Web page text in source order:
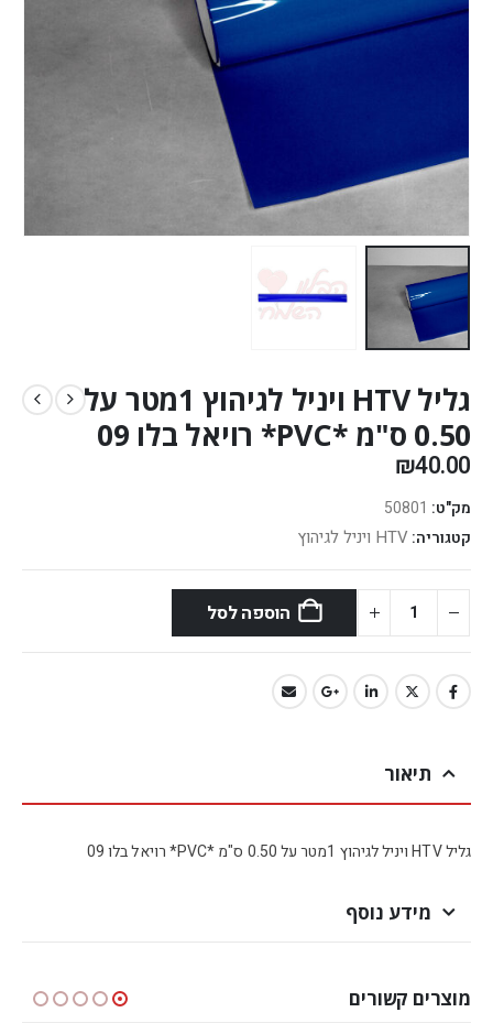
גליל HTV ויניל לגיהוץ 1מטר על
0.50 ס"מ *PVC* רויאל בלו 09
₪40.00
מק"ט: 50801
קטגוריה: HTV ויניל לגיהוץ
הוספה לסל
תיאור
גליל HTV ויניל לגיהוץ 1מטר על 0.50 ס"מ *PVC* רויאל בלו 09
מידע נוסף
מוצרים קשורים